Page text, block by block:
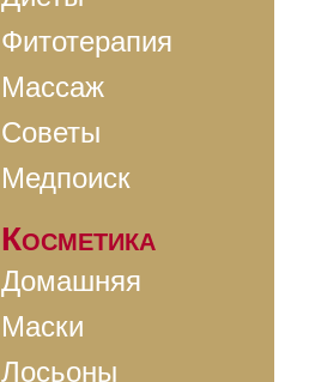
Фитотерапия
Массаж
Советы
Медпоиск
Косметика
Домашняя
Маски
Лосьоны